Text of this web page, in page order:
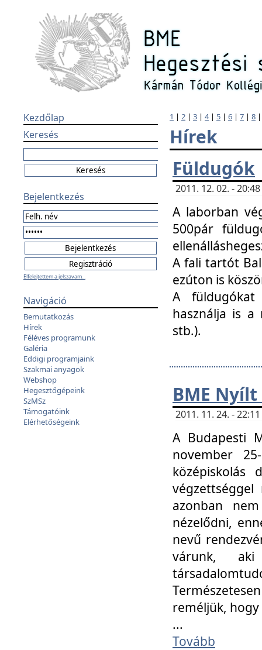
Kezdőlap
Keresés
Bejelentkezés
Elfelejtettem a jelszavam...
Navigáció
Bemutatkozás
Hírek
Féléves programunk
Galéria
Eddigi programjaink
Szakmai anyagok
Webshop
Hegesztőgépeink
SzMSz
Támogatóink
Elérhetőségeink
1 | 2 | 3 | 4| 5 | 6 | 7 | 8
Hírek
Füldugók
2011. 12. 02. -
A laborban
500pár
A fali tartót
ezúton is
A füldugókat
használja is a
stb.).
BME
2011. 11. 24. -
A Budapesti
november
középiskolás
azonban
nézelődni,
nevű
várunk, aki
reméljük,
...
Tovább